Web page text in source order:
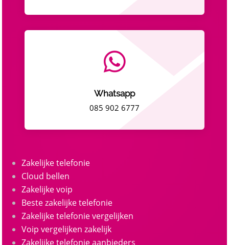

Whatsapp
085 902 6777
Zakelijke telefonie
Cloud bellen
Zakelijke voip
Beste zakelijke telefonie
Zakelijke telefonie vergelijken
Voip vergelijken zakelijk
Zakelijke telefonie aanbieders